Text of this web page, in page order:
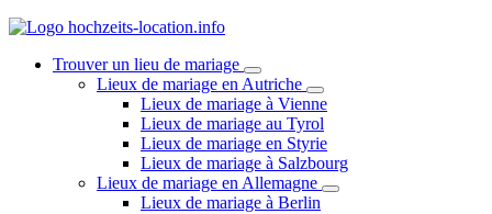
Trouver un lieu de mariage
Lieux de mariage en Autriche
Lieux de mariage à Vienne
Lieux de mariage au Tyrol
Lieux de mariage en Styrie
Lieux de mariage à Salzbourg
Lieux de mariage en Allemagne
Lieux de mariage à Berlin